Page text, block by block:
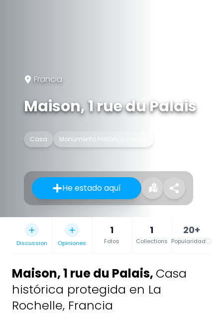
Francia
Maison, 1 rue du Palais
Casa Monumento histórico inscrito
He estado aquí
Discussion Opiniones
1
Fotos
1
Collections
20+
Popularidad
Maison, 1 rue du Palais, Casa
histórica protegida en La
Rochelle, Francia